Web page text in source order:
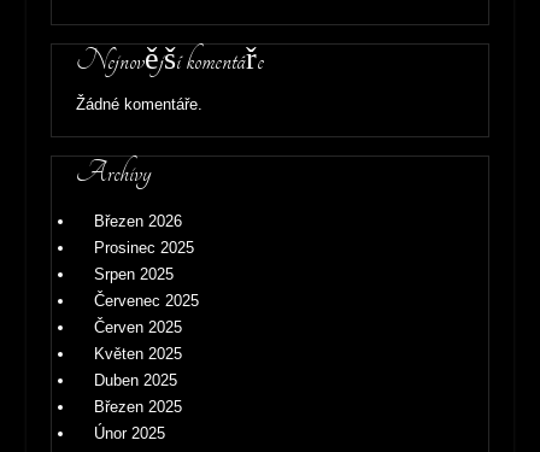
Nejnovější komentáře
Žádné komentáře.
Archivy
Březen 2026
Prosinec 2025
Srpen 2025
Červenec 2025
Červen 2025
Květen 2025
Duben 2025
Březen 2025
Únor 2025